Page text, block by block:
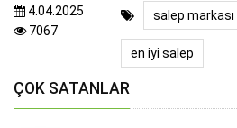
4.04.2025
7067
salep markası
en iyi salep
ÇOK SATANLAR